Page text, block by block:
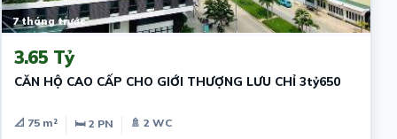
7 tháng trước
3.65 Tỷ
CĂN HỘ CAO CẤP CHO GIỚI THƯỢNG LƯU CHỈ 3tỷ650
📐 75 m² 🛏 2 PN
🚿 2 WC